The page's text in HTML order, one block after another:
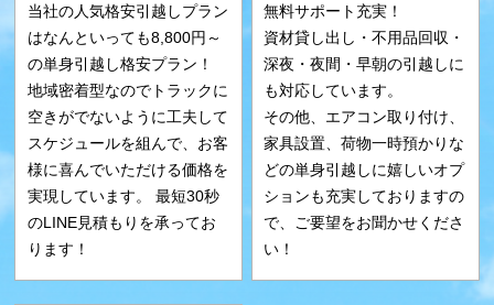
当社の人気格安引越しプラン
はなんといっても8,800円～
の単身引越し格安プラン！
地域密着型なのでトラックに
空きがでないように工夫して
スケジュールを組んで、お客
様に喜んでいただける価格を
実現しています。 最短30秒
のLINE見積もりを承ってお
ります！
無料サポート充実！
資材貸し出し・不用品回収・
深夜・夜間・早朝の引越しに
も対応しています。
その他、エアコン取り付け、
家具設置、荷物一時預かりな
どの単身引越しに嬉しいオプ
ションも充実しておりますの
で、ご要望をお聞かせくださ
い！